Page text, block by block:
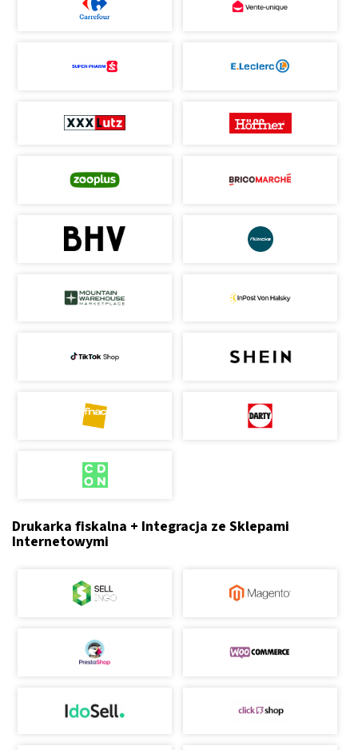
Drukarka fiskalna + Integracja ze Sklepami
Internetowymi